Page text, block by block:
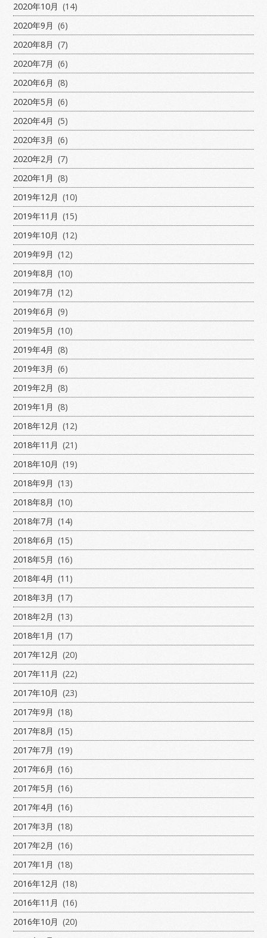
2020年10月 (14)
2020年9月 (6)
2020年8月 (7)
2020年7月 (6)
2020年6月 (8)
2020年5月 (6)
2020年4月 (5)
2020年3月 (6)
2020年2月 (7)
2020年1月 (8)
2019年12月 (10)
2019年11月 (15)
2019年10月 (12)
2019年9月 (12)
2019年8月 (10)
2019年7月 (12)
2019年6月 (9)
2019年5月 (10)
2019年4月 (8)
2019年3月 (6)
2019年2月 (8)
2019年1月 (8)
2018年12月 (12)
2018年11月 (21)
2018年10月 (19)
2018年9月 (13)
2018年8月 (10)
2018年7月 (14)
2018年6月 (15)
2018年5月 (16)
2018年4月 (11)
2018年3月 (17)
2018年2月 (13)
2018年1月 (17)
2017年12月 (20)
2017年11月 (22)
2017年10月 (23)
2017年9月 (18)
2017年8月 (15)
2017年7月 (19)
2017年6月 (16)
2017年5月 (16)
2017年4月 (16)
2017年3月 (18)
2017年2月 (16)
2017年1月 (18)
2016年12月 (18)
2016年11月 (16)
2016年10月 (20)